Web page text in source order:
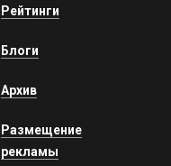
Рейтинги
Блоги
Архив
Размещение
рекламы